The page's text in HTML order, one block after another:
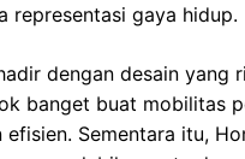
representasi gaya hidup.
dengan desain yang
banget buat mobilitas
Sementara itu,